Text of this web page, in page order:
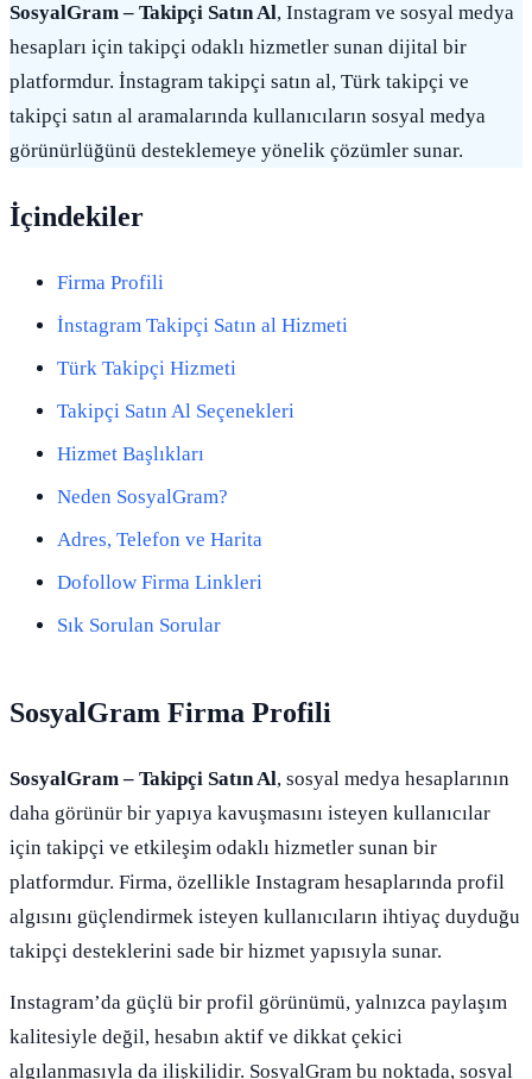
SosyalGram – Takipçi Satın Al, Instagram ve sosyal medya
hesapları için takipçi odaklı hizmetler sunan dijital bir
platformdur. İnstagram takipçi satın al, Türk takipçi ve
takipçi satın al aramalarında kullanıcıların sosyal medya
görünürlüğünü desteklemeye yönelik çözümler sunar.
İçindekiler
Firma Profili
İnstagram Takipçi Satın al Hizmeti
Türk Takipçi Hizmeti
Takipçi Satın Al Seçenekleri
Hizmet Başlıkları
Neden SosyalGram?
Adres, Telefon ve Harita
Dofollow Firma Linkleri
Sık Sorulan Sorular
SosyalGram Firma Profili
SosyalGram – Takipçi Satın Al, sosyal medya hesaplarının
daha görünür bir yapıya kavuşmasını isteyen kullanıcılar
için takipçi ve etkileşim odaklı hizmetler sunan bir
platformdur. Firma, özellikle Instagram hesaplarında profil
algısını güçlendirmek isteyen kullanıcıların ihtiyaç duyduğu
takipçi desteklerini sade bir hizmet yapısıyla sunar.
Instagram’da güçlü bir profil görünümü, yalnızca paylaşım
kalitesiyle değil, hesabın aktif ve dikkat çekici
algılanmasıyla da ilişkilidir. SosyalGram bu noktada, sosyal